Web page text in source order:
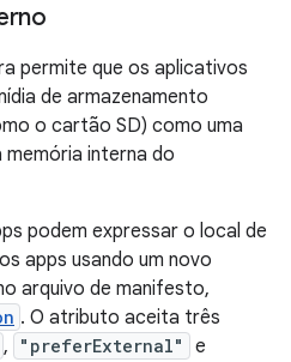
permite que os aplicativos
de armazenamento
o cartão SD) como uma
interna do
podem expressar o local de
apps usando um novo
arquivo de manifesto,
. O atributo aceita três
, "preferExternal" e